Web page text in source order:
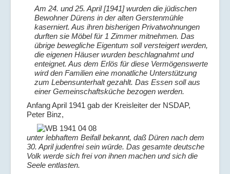
Am 24. und 25. April [1941] wurden die jüdischen
Bewohner Dürens in der alten Gerstenmühle
kaserniert. Aus ihren bisherigen Privatwohnungen
durften sie Möbel für 1 Zimmer mitnehmen. Das
übrige bewegliche Eigentum soll versteigert werden,
die eigenen Häuser wurden beschlagnahmt und
enteignet. Aus dem Erlös für diese Vermögenswerte
wird den Familien eine monatliche Unterstützung
zum Lebensunterhalt gezahlt. Das Essen soll aus
einer Gemeinschaftsküche bezogen werden.
Anfang April 1941 gab der Kreisleiter der NSDAP,
Peter Binz,
unter lebhaftem Beifall bekannt, daß Düren nach dem
30. April judenfrei sein würde. Das gesamte deutsche
Volk werde sich frei von ihnen machen und sich die
Seele entlasten.